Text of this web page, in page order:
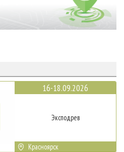
16-18.09.2026
Эксподрев
Красноярск